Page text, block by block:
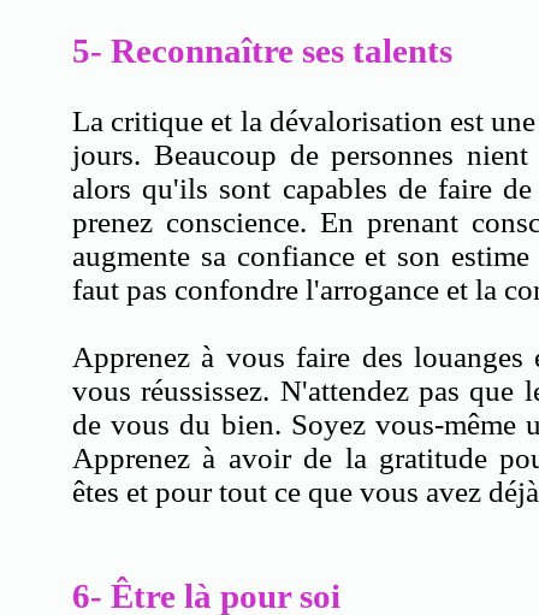
5- Reconnaître ses talents
La critique et la dévalorisation est
jours. Beaucoup de personnes
alors qu'ils sont capables de faire
prenez conscience. En prenant
augmente sa confiance et son
faut pas confondre l'arrogance et la
Apprenez à vous faire des
vous réussissez. N'attendez pas que
de vous du bien. Soyez vous-même
Apprenez à avoir de la gratitude
êtes et pour tout ce que vous
6- Être là pour soi